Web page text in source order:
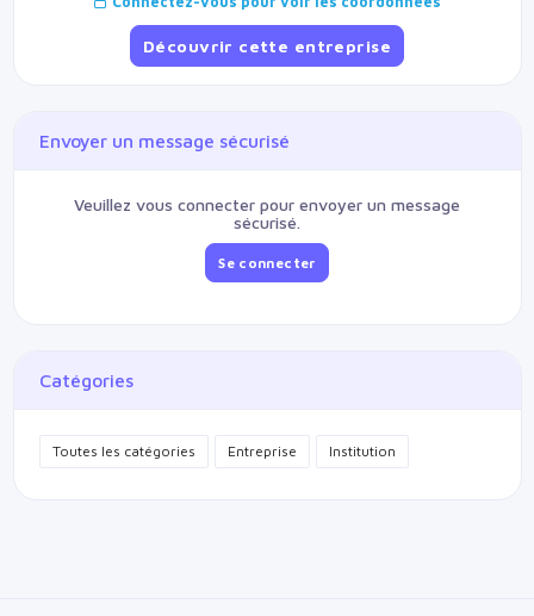
Découvrir cette entreprise
Envoyer un message sécurisé
Veuillez vous connecter pour envoyer un message
sécurisé.
Se connecter
Catégories
Toutes les catégories Entreprise Institution